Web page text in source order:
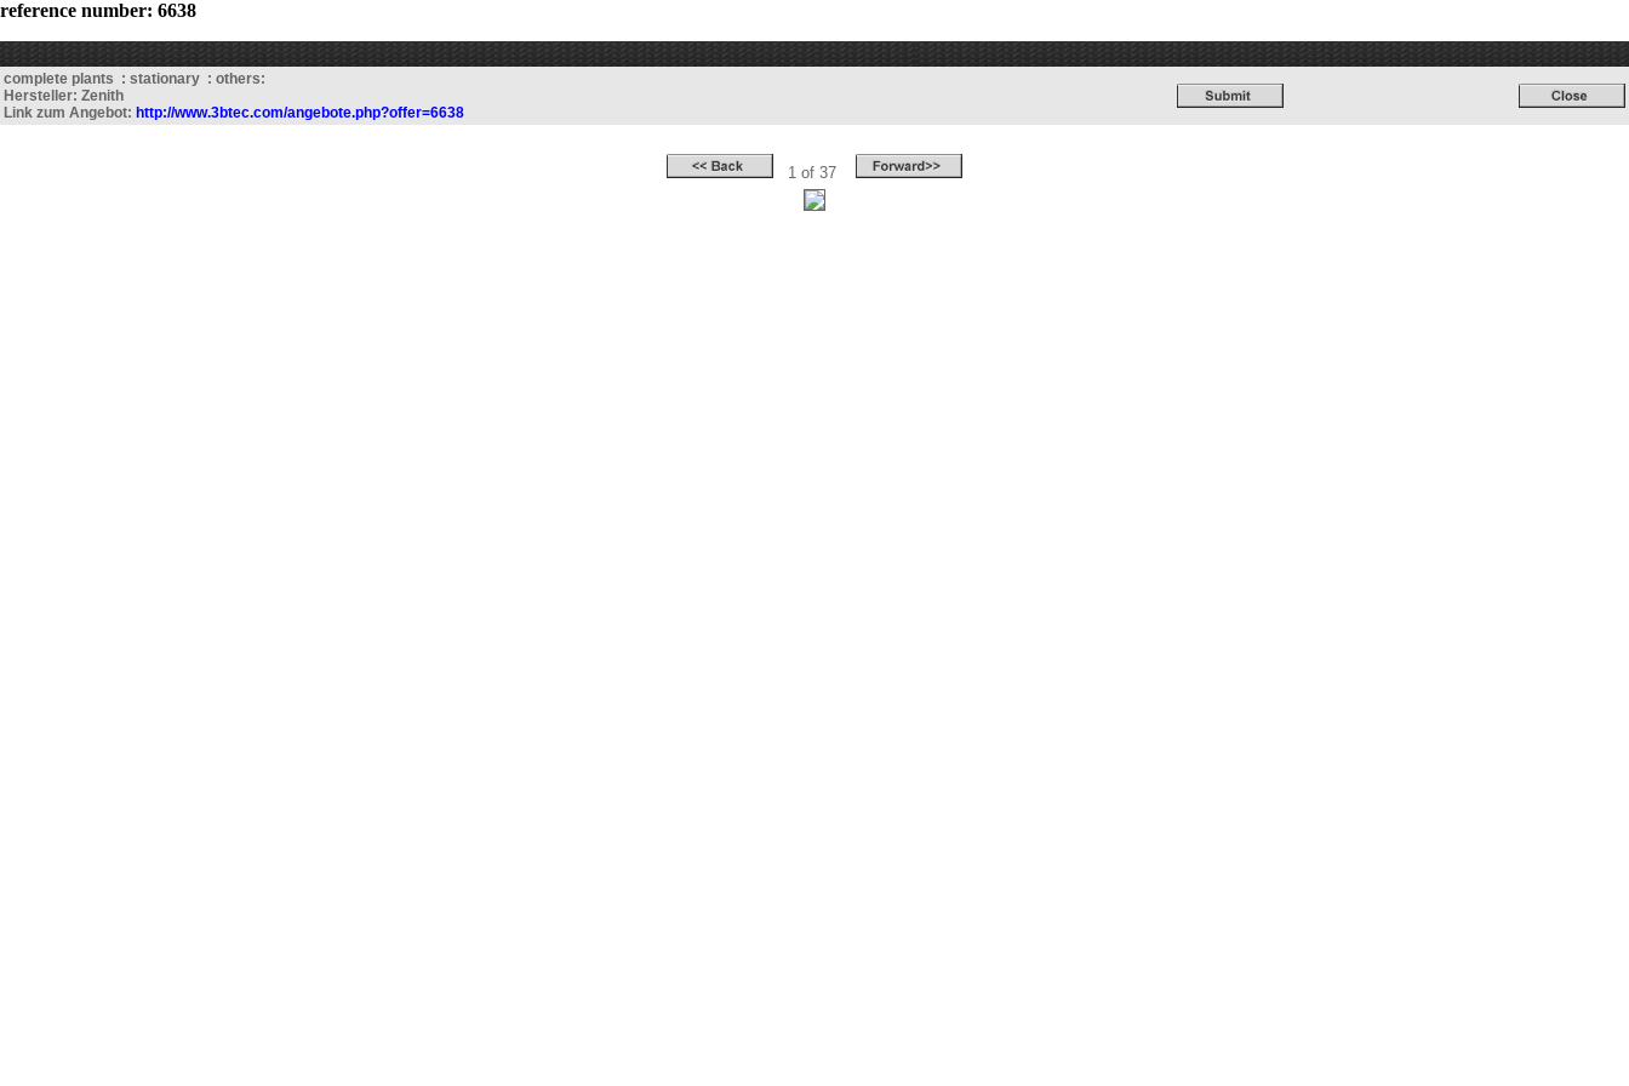
reference number: 6638
complete plants : stationary : others:
Hersteller: Zenith
Link zum Angebot: http://www.3btec.com/angebote.php?offer=6638
1 of 37